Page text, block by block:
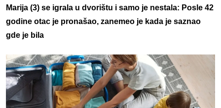
Marija (3) se igrala u dvorištu i samo je nestala: Posle 42
godine otac je pronašao, zanemeo je kada je saznao
gde je bila